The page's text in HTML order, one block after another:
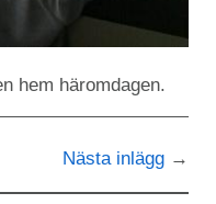
hem häromdagen.
Nästa inlägg